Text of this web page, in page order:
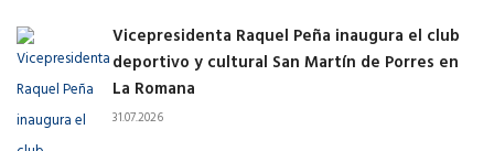
Vicepresidenta Raquel Peña inaugura el club
deportivo y cultural San Martín de Porres en
La Romana
31.07.2026